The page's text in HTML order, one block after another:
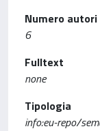
Numero autori
6
Fulltext
none
Tipologia
info:eu-repo/